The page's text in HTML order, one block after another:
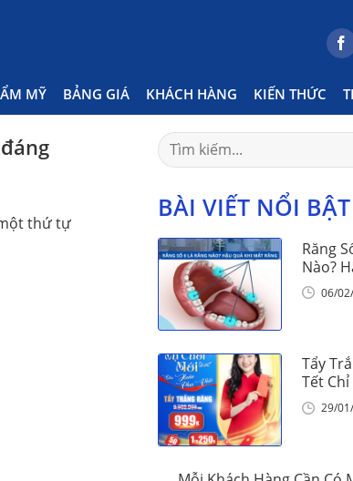
MỸ BẢNG GIÁ KHÁCH HÀNG KIẾN THỨC
Posts tagged "quy trình niềng
thứ tự
Search
for:
BÀI VIẾT NỔI BẬT
Răng
Nào?
Mất06/
Tẩy
Tết Chỉ
Nha29/